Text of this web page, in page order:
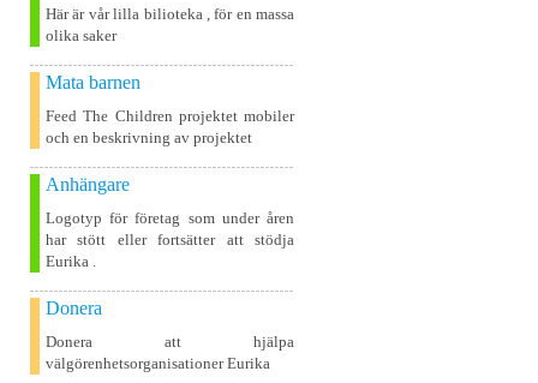
Här är vår lilla bilioteka , för en massa
olika saker
Mata barnen
Feed The Children projektet mobiler
och en beskrivning av projektet
Anhängare
Logotyp för företag som under åren
har stött eller fortsätter att stödja
Eurika .
Donera
Donera att hjälpa
välgörenhetsorganisationer Eurika